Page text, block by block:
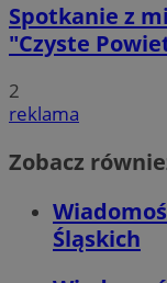
Spotkanie z
"Czyste
2
reklama
Zobacz
Śląskich